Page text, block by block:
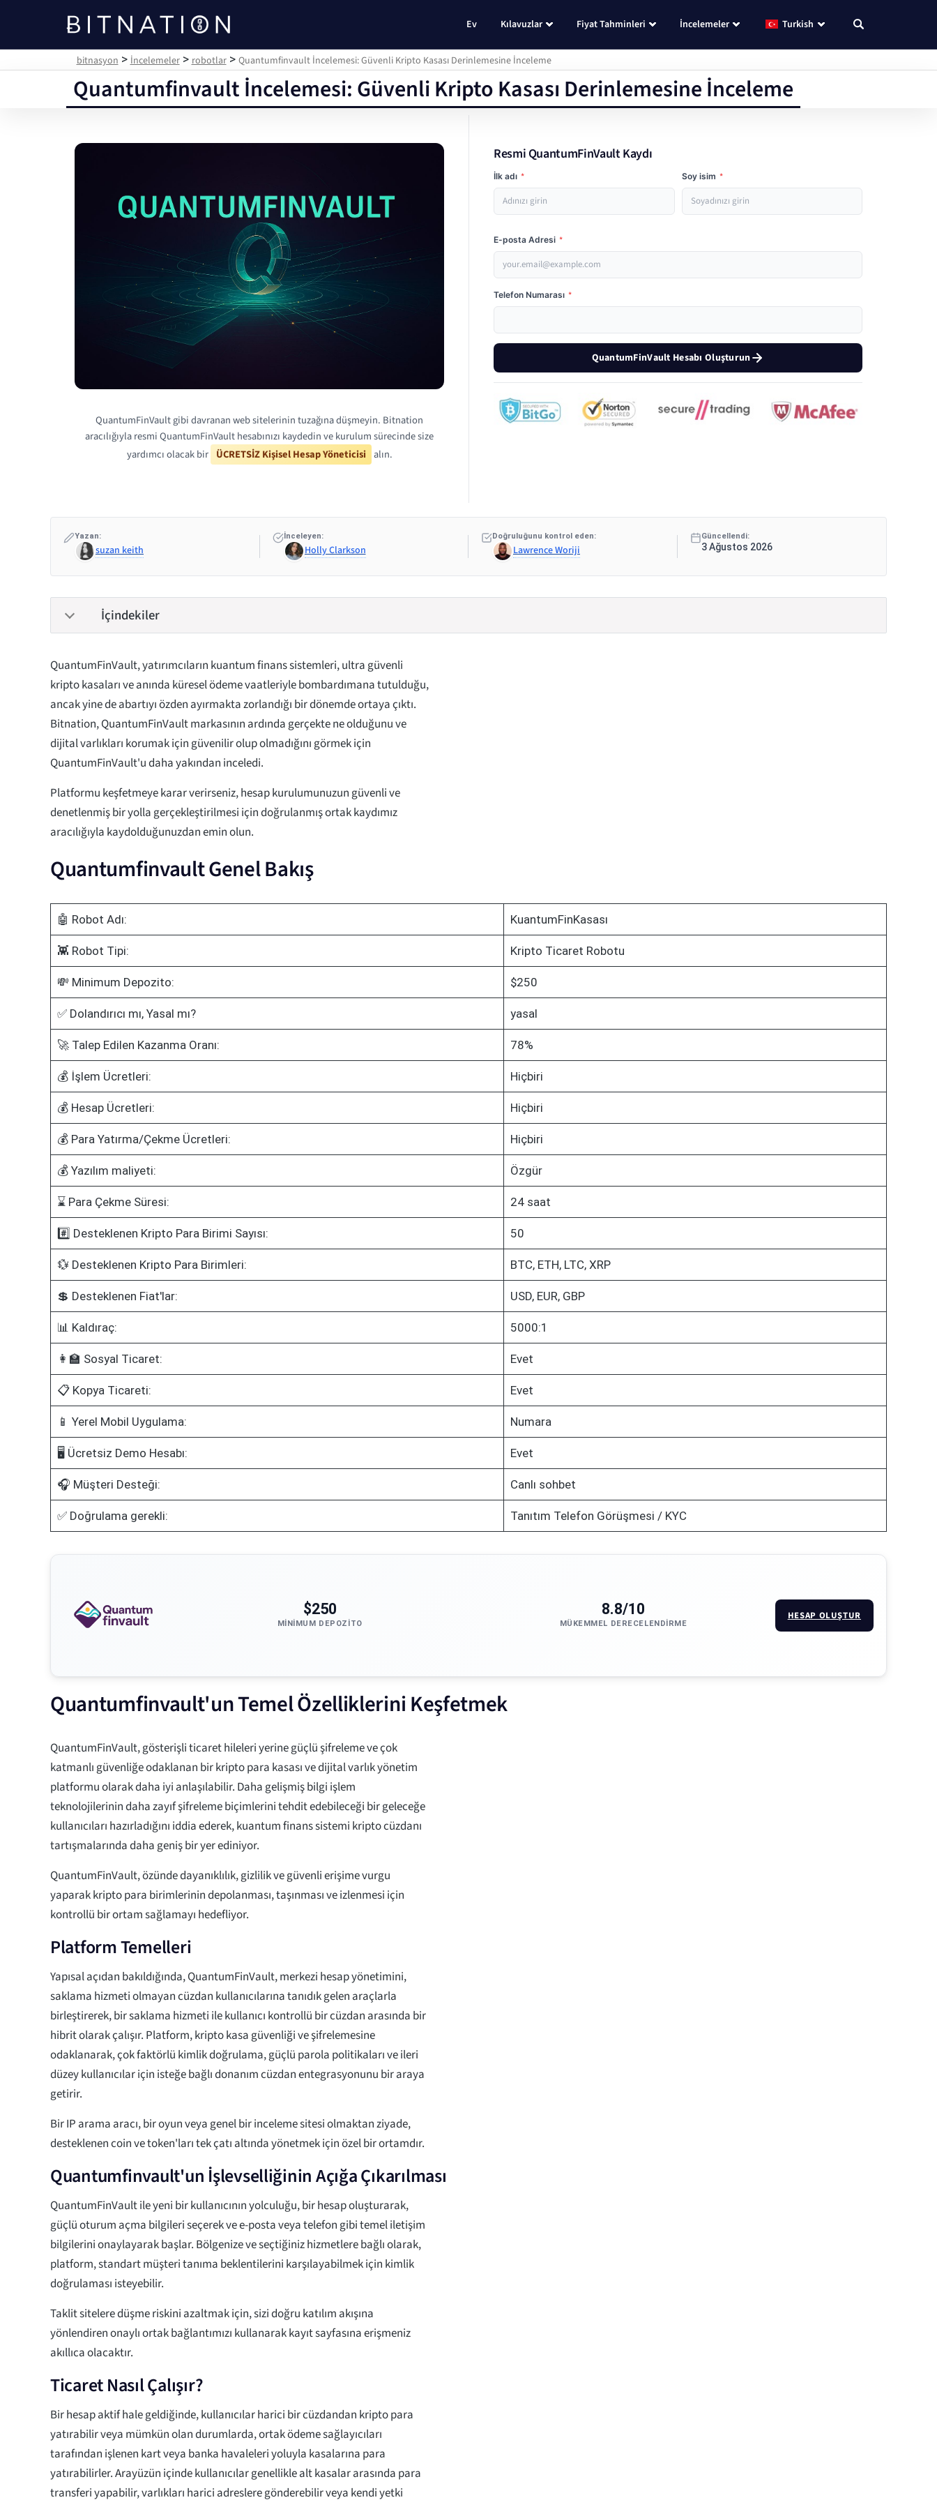
bitnasyon
Ev Kılavuzlar Fiyat Tahminleri İncelemeler Turkish
bitnasyon >İncelemeler>robotlar> Quantumfinvault İncelemesi: Güvenli Kripto Kasası Derinlemesine İnceleme
Quantumfinvault İncelemesi: Güvenli Kripto Kasası Derinlemesine İnceleme
QuantumFinVault gibi davranan web sitelerinin tuzağına düşmeyin. Bitnation
aracılığıyla resmi QuantumFinVault hesabınızı kaydedin ve kurulum sürecinde size
yardımcı olacak bir ÜCRETSİZ Kişisel Hesap Yöneticisi alın.
Resmi QuantumFinVault Kaydı
İlk adı * Soy isim *
E-posta Adresi *
Telefon Numarası *
QuantumFinVault Hesabı Oluşturun
Yazan:
suzan keith
İnceleyen:
Holly Clarkson
Doğruluğunu kontrol eden:
Lawrence Woriji
Güncellendi:
3 Ağustos 2026
İçindekiler
QuantumFinVault, yatırımcıların kuantum finans sistemleri, ultra güvenli
kripto kasaları ve anında küresel ödeme vaatleriyle bombardımana tutulduğu,
ancak yine de abartıyı özden ayırmakta zorlandığı bir dönemde ortaya çıktı.
Bitnation, QuantumFinVault markasının ardında gerçekte ne olduğunu ve
dijital varlıkları korumak için güvenilir olup olmadığını görmek için
QuantumFinVault'u daha yakından inceledi.
Platformu keşfetmeye karar verirseniz, hesap kurulumunuzun güvenli ve
denetlenmiş bir yolla gerçekleştirilmesi için doğrulanmış ortak kaydımız
aracılığıyla kaydolduğunuzdan emin olun.
Quantumfinvault Genel Bakış
🤖 Robot Adı: KuantumFinKasası
👾 Robot Tipi: Kripto Ticaret Robotu
💸 Minimum Depozito: $250
✅ Dolandırıcı mı, Yasal mı? yasal
🚀 Talep Edilen Kazanma Oranı: 78%
💰 İşlem Ücretleri: Hiçbiri
💰 Hesap Ücretleri: Hiçbiri
💰 Para Yatırma/Çekme Ücretleri: Hiçbiri
💰 Yazılım maliyeti: Özgür
⌛ Para Çekme Süresi: 24 saat
#️⃣ Desteklenen Kripto Para Birimi Sayısı: 50
💱 Desteklenen Kripto Para Birimleri: BTC, ETH, LTC, XRP
💲 Desteklenen Fiat'lar: USD, EUR, GBP
📊 Kaldıraç: 5000:1
👩‍🏫 Sosyal Ticaret: Evet
📋 Kopya Ticareti: Evet
📱 Yerel Mobil Uygulama: Numara
🖥️ Ücretsiz Demo Hesabı: Evet
🎧 Müşteri Desteği: Canlı sohbet
✅ Doğrulama gerekli: Tanıtım Telefon Görüşmesi / KYC
$250
MINIMUM DEPOZITO
8.8/10
MÜKEMMEL DERECELENDIRME
HESAP OLUŞTUR
Quantumfinvault'un Temel Özelliklerini Keşfetmek
QuantumFinVault, gösterişli ticaret hileleri yerine güçlü şifreleme ve çok
katmanlı güvenliğe odaklanan bir kripto para kasası ve dijital varlık yönetim
platformu olarak daha iyi anlaşılabilir. Daha gelişmiş bilgi işlem
teknolojilerinin daha zayıf şifreleme biçimlerini tehdit edebileceği bir geleceğe
kullanıcıları hazırladığını iddia ederek, kuantum finans sistemi kripto cüzdanı
tartışmalarında daha geniş bir yer ediniyor.
QuantumFinVault, özünde dayanıklılık, gizlilik ve güvenli erişime vurgu
yaparak kripto para birimlerinin depolanması, taşınması ve izlenmesi için
kontrollü bir ortam sağlamayı hedefliyor.
Platform Temelleri
Yapısal açıdan bakıldığında, QuantumFinVault, merkezi hesap yönetimini,
saklama hizmeti olmayan cüzdan kullanıcılarına tanıdık gelen araçlarla
birleştirerek, bir saklama hizmeti ile kullanıcı kontrollü bir cüzdan arasında bir
hibrit olarak çalışır. Platform, kripto kasa güvenliği ve şifrelemesine
odaklanarak, çok faktörlü kimlik doğrulama, güçlü parola politikaları ve ileri
düzey kullanıcılar için isteğe bağlı donanım cüzdan entegrasyonunu bir araya
getirir.
Bir IP arama aracı, bir oyun veya genel bir inceleme sitesi olmaktan ziyade,
desteklenen coin ve token'ları tek çatı altında yönetmek için özel bir ortamdır.
Quantumfinvault'un İşlevselliğinin Açığa Çıkarılması
QuantumFinVault ile yeni bir kullanıcının yolculuğu, bir hesap oluşturarak,
güçlü oturum açma bilgileri seçerek ve e-posta veya telefon gibi temel iletişim
bilgilerini onaylayarak başlar. Bölgenize ve seçtiğiniz hizmetlere bağlı olarak,
platform, standart müşteri tanıma beklentilerini karşılayabilmek için kimlik
doğrulaması isteyebilir.
Taklit sitelere düşme riskini azaltmak için, sizi doğru katılım akışına
yönlendiren onaylı ortak bağlantımızı kullanarak kayıt sayfasına erişmeniz
akıllıca olacaktır.
Ticaret Nasıl Çalışır?
Bir hesap aktif hale geldiğinde, kullanıcılar harici bir cüzdandan kripto para
yatırabilir veya mümkün olan durumlarda, ortak ödeme sağlayıcıları
tarafından işlenen kart veya banka havaleleri yoluyla kasalarına para
yatırabilirler. Arayüzün içinde kullanıcılar genellikle alt kasalar arasında para
transferi yapabilir, varlıkları harici adreslere gönderebilir veya kendi yetki